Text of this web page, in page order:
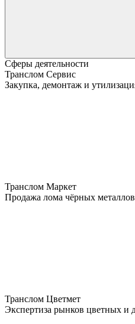
Сферы деятельности
Транслом Сервис
Закупка, демонтаж и
Транслом Маркет
Продажа лома чёрных
Транслом Цветмет
Экспертиза рынков цветных и